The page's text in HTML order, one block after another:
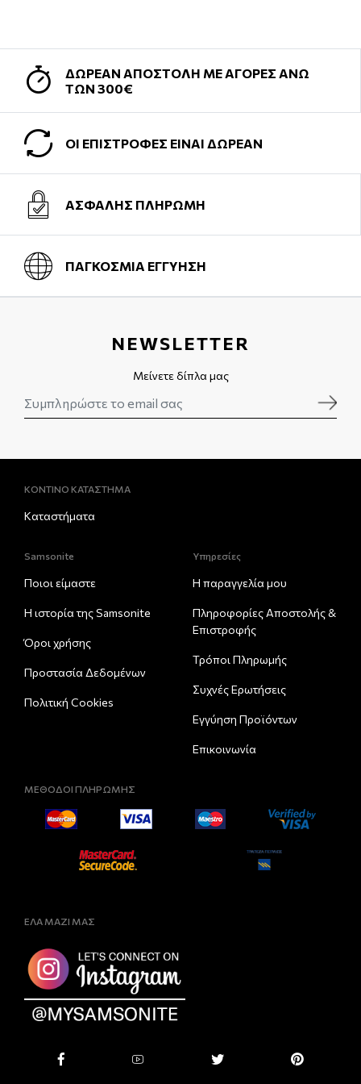
ΔΩΡΕΑΝ ΑΠΟΣΤΟΛΗ ΜΕ ΑΓΟΡΕΣ ΑΝΩ
ΤΩΝ 300€
ΟΙ ΕΠΙΣΤΡΟΦΕΣ ΕΙΝΑΙ ΔΩΡΕΑΝ
ΑΣΦΑΛΗΣ ΠΛΗΡΩΜΗ
ΠΑΓΚΟΣΜΙΑ ΕΓΓΥΗΣΗ
NEWSLETTER
Μείνετε δίπλα μας
ΚΟΝΤΙΝΟ ΚΑΤΑΣΤΗΜΑ
Καταστήματα
Samsonite
Ποιοι είμαστε
Η ιστορία της Samsonite
Όροι χρήσης
Προστασία Δεδομένων
Πολιτική Cookies
Υπηρεσίες
Η παραγγελία μου
Πληροφορίες Αποστολής &
Eπιστροφής
Τρόποι Πληρωμής
Συχνές Ερωτήσεις
Εγγύηση Προϊόντων
Επικοινωνία
ΜΕΘΟΔΟΙ ΠΛΗΡΩΜΗΣ
ΕΛΑ ΜΑΖΙ ΜΑΣ